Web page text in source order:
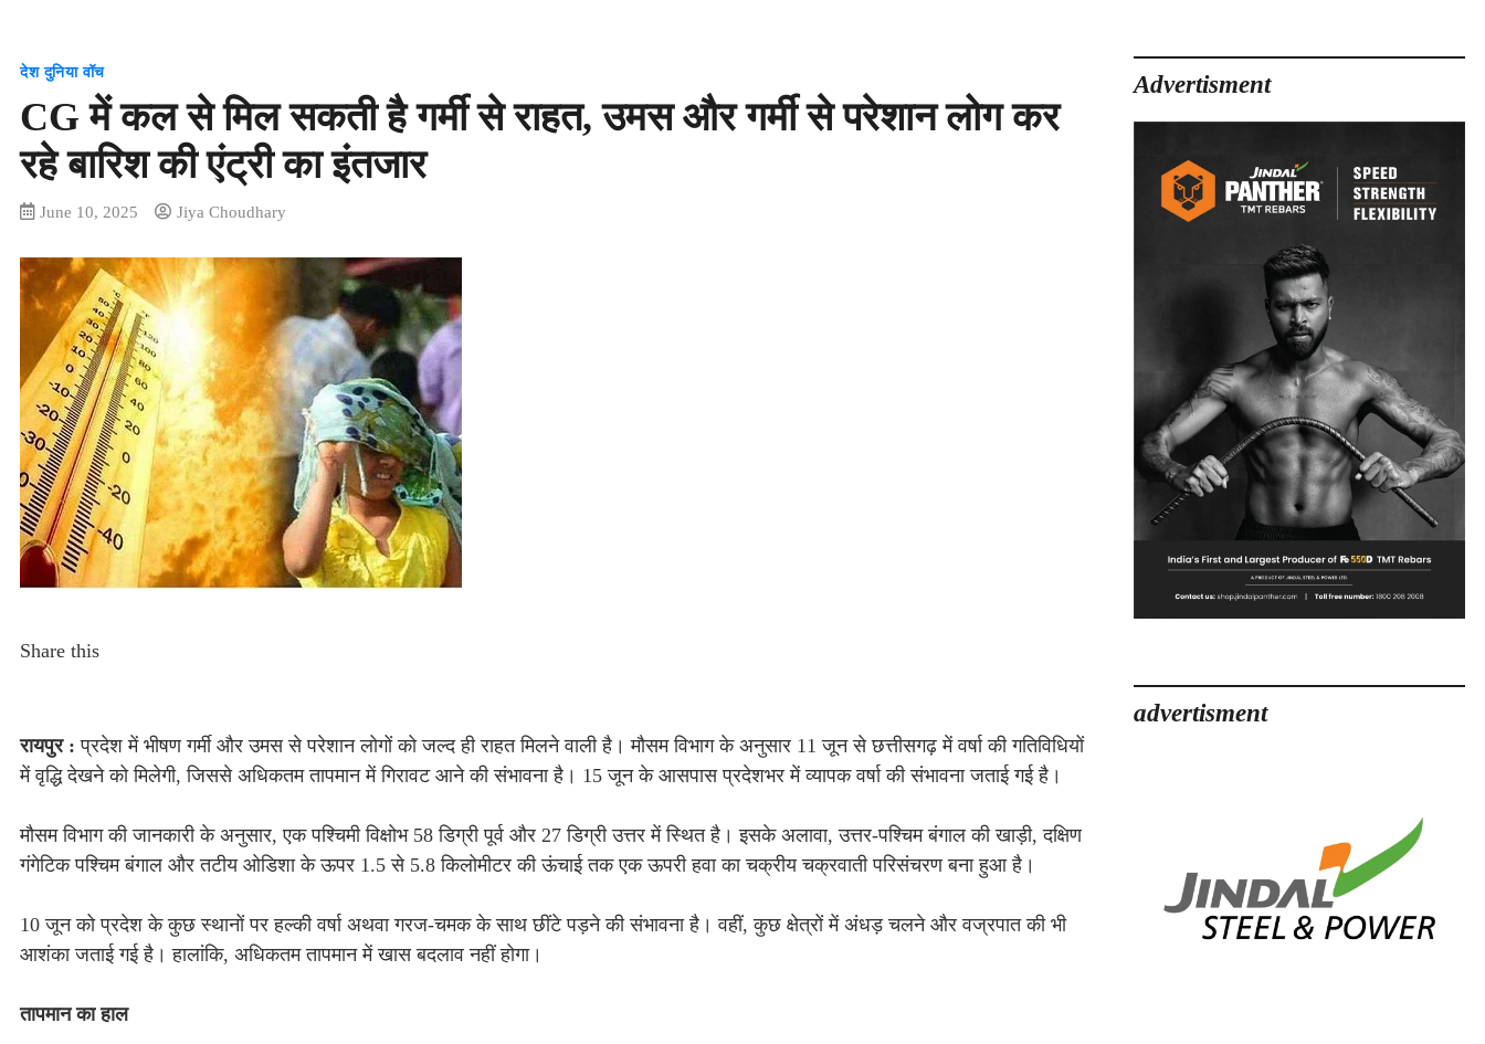
देश दुनिया वॉच
CG में कल से मिल सकती है गर्मी से राहत, उमस और गर्मी से परेशान लोग कर
रहे बारिश की एंट्री का इंतजार
June 10, 2025 Jiya Choudhary
Share this
रायपुर : प्रदेश में भीषण गर्मी और उमस से परेशान लोगों को जल्द ही राहत मिलने वाली है। मौसम विभाग के अनुसार 11 जून से छत्तीसगढ़ में वर्षा की गतिविधियों
में वृद्धि देखने को मिलेगी, जिससे अधिकतम तापमान में गिरावट आने की संभावना है। 15 जून के आसपास प्रदेशभर में व्यापक वर्षा की संभावना जताई गई है।
मौसम विभाग की जानकारी के अनुसार, एक पश्चिमी विक्षोभ 58 डिग्री पूर्व और 27 डिग्री उत्तर में स्थित है। इसके अलावा, उत्तर-पश्चिम बंगाल की खाड़ी, दक्षिण
गंगेटिक पश्चिम बंगाल और तटीय ओडिशा के ऊपर 1.5 से 5.8 किलोमीटर की ऊंचाई तक एक ऊपरी हवा का चक्रीय चक्रवाती परिसंचरण बना हुआ है।
10 जून को प्रदेश के कुछ स्थानों पर हल्की वर्षा अथवा गरज-चमक के साथ छींटे पड़ने की संभावना है। वहीं, कुछ क्षेत्रों में अंधड़ चलने और वज्रपात की भी
आशंका जताई गई है। हालांकि, अधिकतम तापमान में खास बदलाव नहीं होगा।
तापमान का हाल
Advertisment
advertisment